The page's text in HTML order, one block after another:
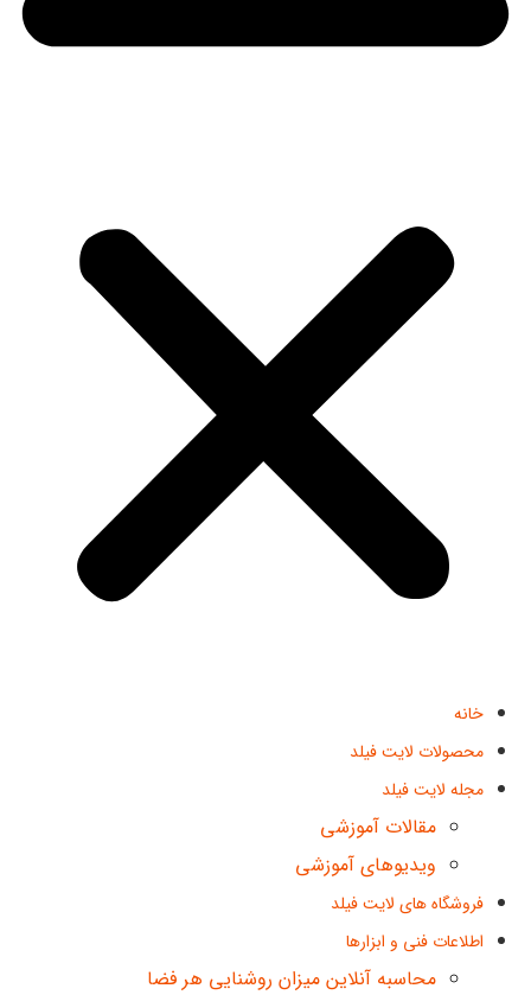
خانه
محصولات لایت فیلد
مجله لایت فیلد
مقالات آموزشی
ویدیوهای آموزشی
فروشگاه های لایت فیلد
اطلاعات فنی و ابزارها
محاسبه آنلاین میزان روشنایی هر فضا